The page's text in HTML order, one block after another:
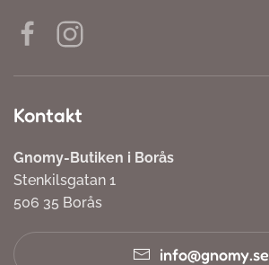
Kontakt
Gnomy-Butiken i Borås
Stenkilsgatan 1
506 35 Borås
info@gnomy.se